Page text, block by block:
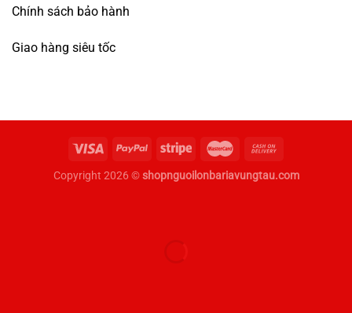
Chính sách bảo hành
Giao hàng siêu tốc
Copyright 2026 ©shopnguoilonbariavungtau.com